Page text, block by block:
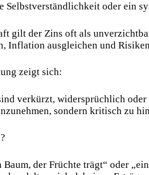
Selbstverständlichkeit oder ein
gilt der Zins oft als
Inflation ausgleichen und
zeigt sich:
verkürzt, widersprüchlich
sondern kritisch zu
der Früchte trägt“ oder